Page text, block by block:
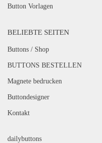
Button Vorlagen
BELIEBTE SEITEN
Buttons / Shop
BUTTONS BESTELLEN
Magnete bedrucken
Buttondesigner
Kontakt
dailybuttons